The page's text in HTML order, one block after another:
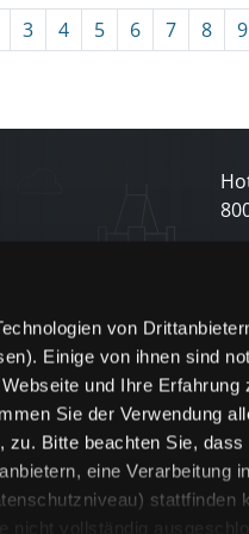
von
Einige von ihnen sind
und Ihre Erfahrung
Sie der Verwendung
zu. Bitte beachten Sie, dass
eine Verarbeitung
stattfinden
nicht vollständig
3 4 5 6 7 8 9